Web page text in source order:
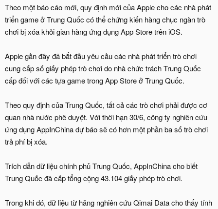
Theo một báo cáo mới, quy định mới của Apple cho các nhà phát
triển game ở Trung Quốc có thể chứng kiến hàng chục ngàn trò
chơi bị xóa khỏi gian hàng ứng dụng App Store trên iOS.
Apple gần đây đã bắt đầu yêu cầu các nhà phát triển trò chơi
cung cấp số giấy phép trò chơi do nhà chức trách Trung Quốc
cấp đối với các tựa game trong App Store ở Trung Quốc.
Theo quy định của Trung Quốc, tất cả các trò chơi phải được cơ
quan nhà nước phê duyệt. Với thời hạn 30/6, công ty nghiên cứu
ứng dụng AppInChina dự báo sẽ có hơn một phần ba số trò chơi
trả phí bị xóa.
Trích dẫn dữ liệu chính phủ Trung Quốc, AppInChina cho biết
Trung Quốc đã cấp tổng cộng 43.104 giấy phép trò chơi.
Trong khi đó, dữ liệu từ hãng nghiên cứu Qimai Data cho thấy tính